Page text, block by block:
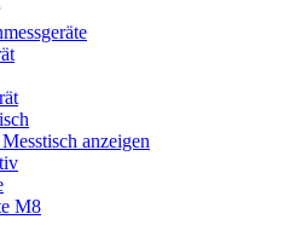
anzeigen
M8